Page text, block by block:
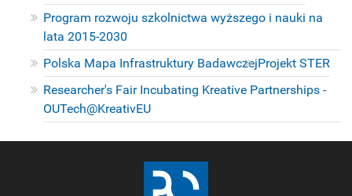
Program rozwoju szkolnictwa wyższego i nauki na
lata 2015-2030
Polska Mapa Infrastruktury BadawczejProjekt STER
Researcher's Fair Incubating Kreative Partnerships -
OUTech@KreativEU